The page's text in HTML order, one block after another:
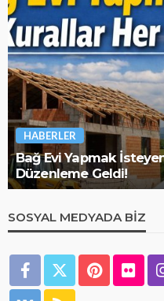
İNŞAAT REHBERI
Tapuda Tarla Olanlar
Bunları Bilin
SOSYAL MEDYADA BIZ